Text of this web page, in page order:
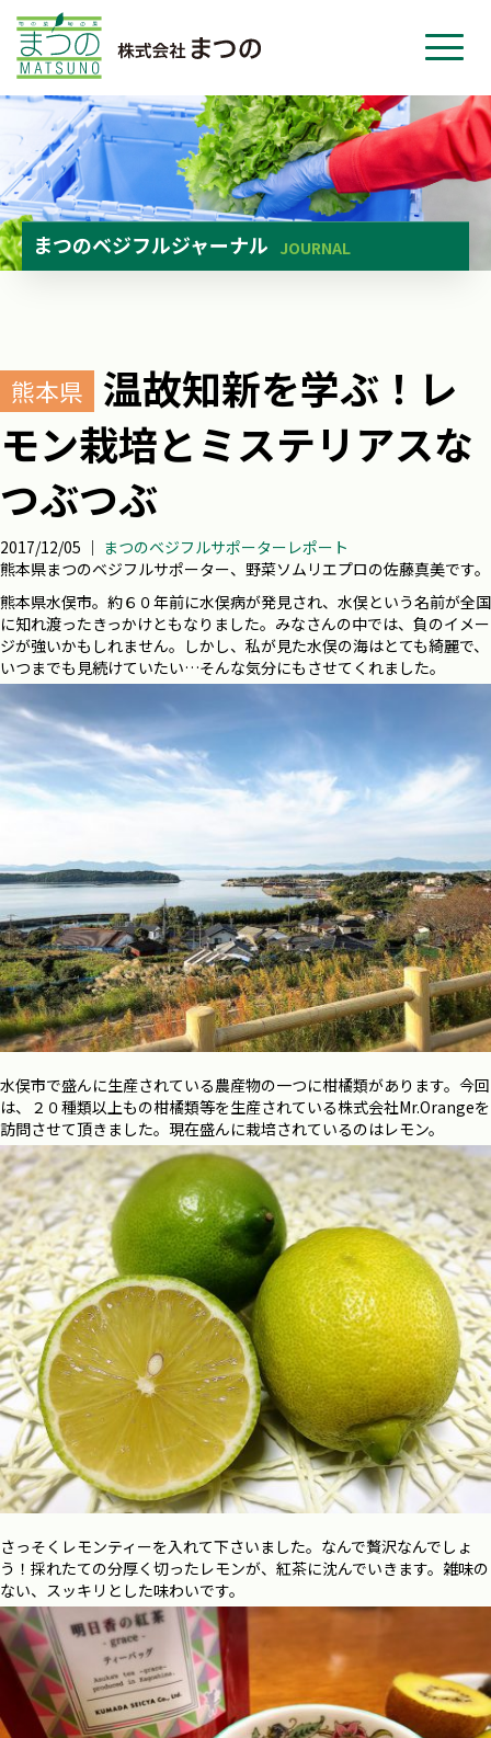
まつのベジフルジャーナル JOURNAL
熊本県
温故知新を学ぶ！レ
モン栽培とミステリアスな
つぶつぶ
2017/12/05 ｜ まつのベジフルサポーターレポート
熊本県まつのベジフルサポーター、野菜ソムリエプロの佐藤真美です。
熊本県水俣市。約６０年前に水俣病が発見され、水俣という名前が全国
に知れ渡ったきっかけともなりました。みなさんの中では、負のイメー
ジが強いかもしれません。しかし、私が見た水俣の海はとても綺麗で、
いつまでも見続けていたい…そんな気分にもさせてくれました。
水俣市で盛んに生産されている農産物の一つに柑橘類があります。今回
は、２０種類以上もの柑橘類等を生産されている株式会社Mr.Orangeを
訪問させて頂きました。現在盛んに栽培されているのはレモン。
さっそくレモンティーを入れて下さいました。なんで贅沢なんでしょ
う！採れたての分厚く切ったレモンが、紅茶に沈んでいきます。雑味の
ない、スッキリとした味わいです。
ホーム
事業紹介
会社紹介
ニュース
お問い合わせ